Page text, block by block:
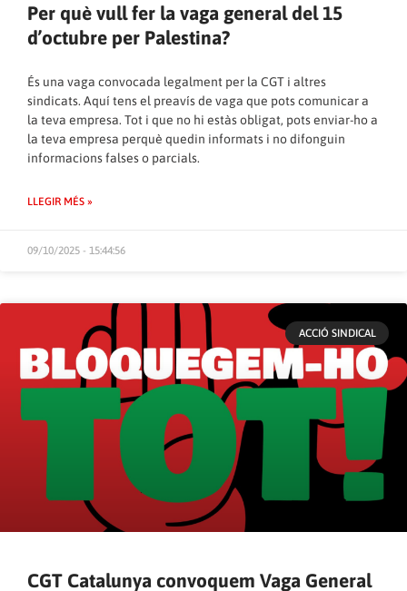
Per què vull fer la vaga general del 15
d’octubre per Palestina?
És una vaga convocada legalment per la CGT i altres
sindicats. Aquí tens el preavís de vaga que pots comunicar a
la teva empresa. Tot i que no hi estàs obligat, pots enviar-ho a
la teva empresa perquè quedin informats i no difonguin
informacions falses o parcials.
LLEGIR MÉS »
09/10/2025 - 15:44:56
ACCIÓ SINDICAL
CGT Catalunya convoquem Vaga General